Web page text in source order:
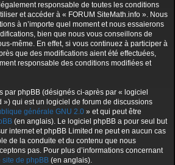
responsable de toutes les conditions
et accéder à « FORUM SiteMath.info ». Nous
à n’importe quel moment et nous essaierons
bien que nous vous conseillons de
même. En effet, si vous continuez à participer à
que des modifications aient été effectuées,
responsable des conditions modifiées et
par phpBB (désignés ci-après par « logiciel
») qui est un logiciel de forum de discussions
générale GNU 2.0 » et qui peut être
(en anglais). Le logiciel phpBB a pour seul but
internet et phpBB Limited ne peut en aucun cas
de la conduite et du contenu que nous
pas. Pour plus d’informations concernant
site de phpBB (en anglais).